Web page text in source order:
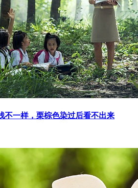
不一样，栗棕色染过后看不出来